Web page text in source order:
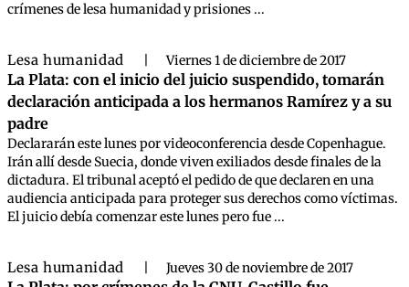
crímenes de lesa humanidad y prisiones ...
Lesa humanidad Viernes 1 de diciembre de 2017
La Plata: con el inicio del juicio suspendido, tomarán
declaración anticipada a los hermanos Ramírez y a su
padre
Declararán este lunes por videoconferencia desde Copenhague.
Irán allí desde Suecia, donde viven exiliados desde finales de la
dictadura. El tribunal aceptó el pedido de que declaren en una
audiencia anticipada para proteger sus derechos como víctimas.
El juicio debía comenzar este lunes pero fue ...
Lesa humanidad Jueves 30 de noviembre de 2017